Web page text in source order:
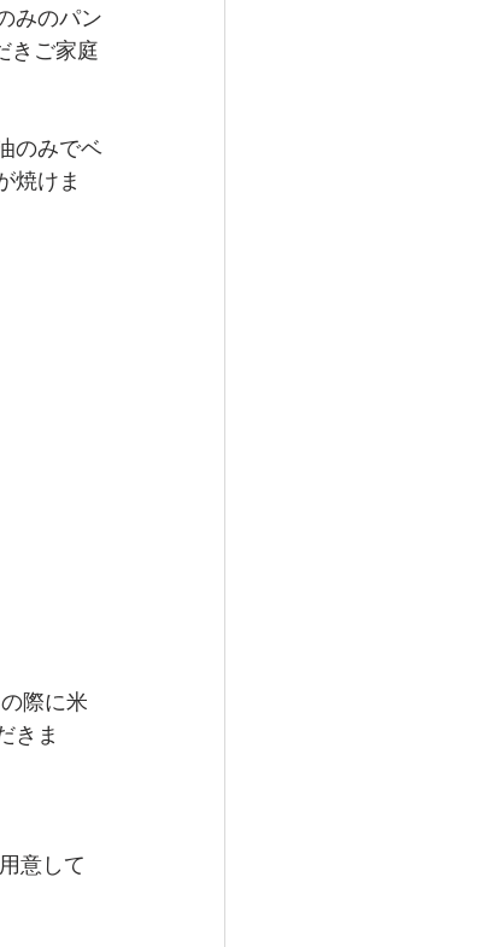
みのパン
きご家庭
のみでベ
焼けま
きま
意して